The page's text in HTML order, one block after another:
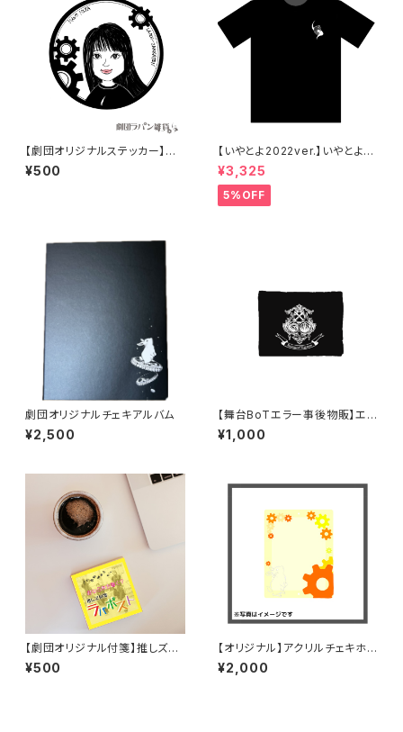
【劇団オリジナルステッカー】イ
ラストステッカー真野未華ver.
¥500
【いやとよ2022ver.】いやとよT
シャツ［勝手に公式］
¥3,325
5%OFF
劇団オリジナルチェキアルバム
¥2,500
【舞台BoTエラー事後物販】エコ
バック
¥1,000
【劇団オリジナル付箋】推しズ付
箋〜ラパポスト〜
¥500
【オリジナル】アクリルチェキホル
ダー
¥2,000